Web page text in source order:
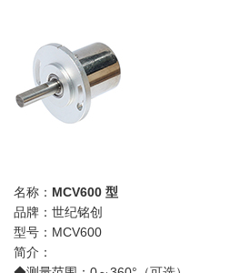
名称： MCV600 型
品牌：世纪铭创
型号：MCV600
简介：